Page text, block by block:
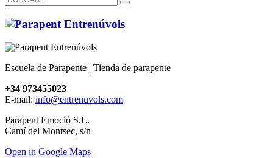
Escuela de Parapente | Tienda de parapente
+34 973455023
E-mail: info@entrenuvols.com
Parapent Emoció S.L.
Camí del Montsec, s/n
Open in Google Maps